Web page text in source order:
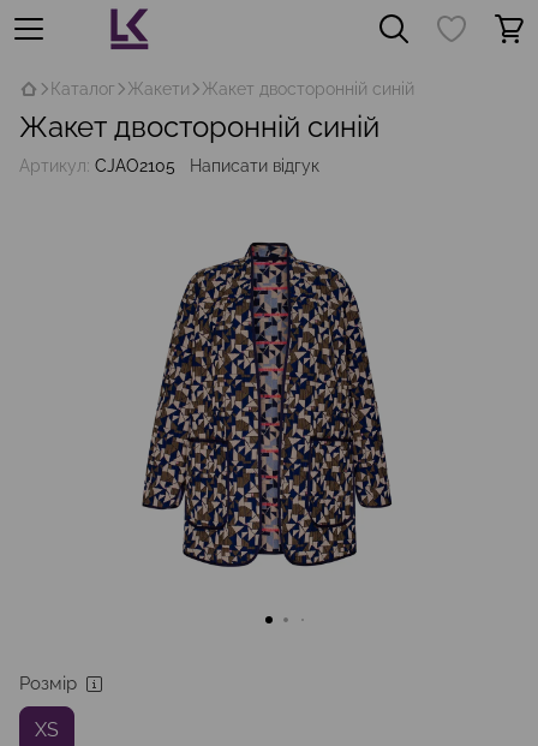
Каталог Жакети Жакет двосторонній синій
Жакет двосторонній синій
Артикул: CJAO2105 Написати відгук
Розмір
XS